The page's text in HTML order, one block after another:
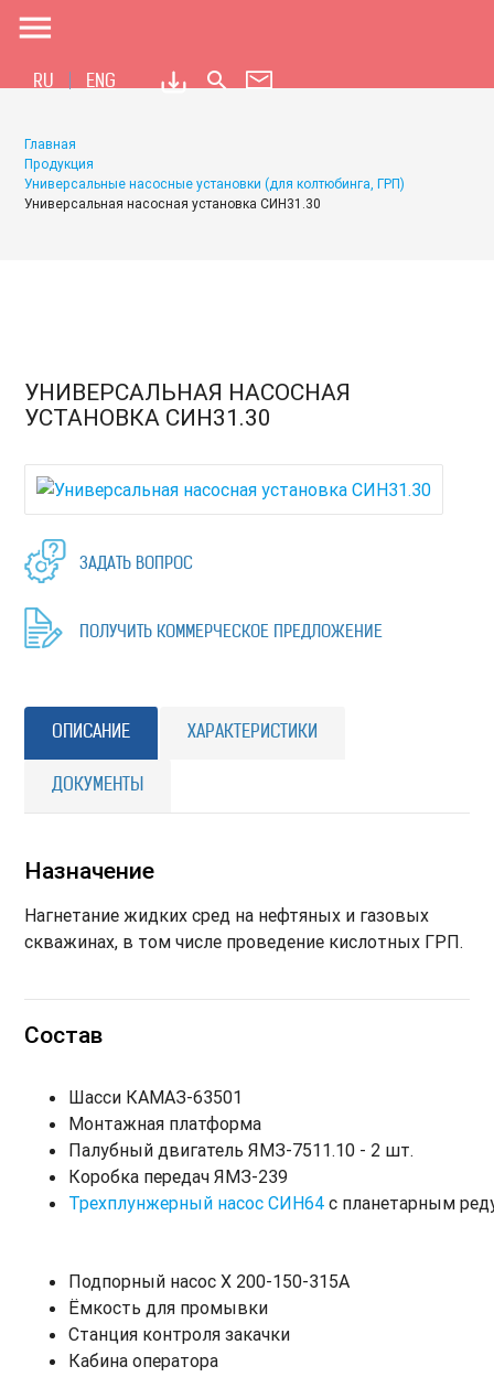
menu
RU ENG search
Главная
Продукция
Универсальные насосные установки (для колтюбинга, ГРП)
Универсальная насосная установка СИН31.30
УНИВЕРСАЛЬНАЯ НАСОСНАЯ
УСТАНОВКА СИН31.30
ЗАДАТЬ ВОПРОС
ПОЛУЧИТЬ КОММЕРЧЕСКОЕ ПРЕДЛОЖЕНИЕ
ОПИСАНИЕ ХАРАКТЕРИСТИКИ
ДОКУМЕНТЫ
Назначение
Нагнетание жидких сред на нефтяных и газовых
скважинах, в том числе проведение кислотных ГРП.
Состав
Шасси КАМАЗ-63501
Монтажная платформа
Палубный двигатель ЯМЗ-7511.10 - 2 шт.
Коробка передач ЯМЗ-239
Трехплунжерный насос СИН64 с планетарным
Подпорный насос Х 200-150-315А
Ёмкость для промывки
Станция контроля закачки
Кабина оператора